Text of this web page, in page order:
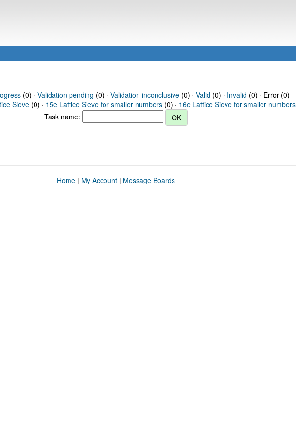
(0) · Validation pending (0) · Validation inconclusive(0) · Valid (0) · Invalid (0) · Error (0)
Sieve (0) · 15e Lattice Sieve for smaller numbers (0) · 16e Lattice Sieve for smaller numbers
Task name:
Home| My Account| Message Boards